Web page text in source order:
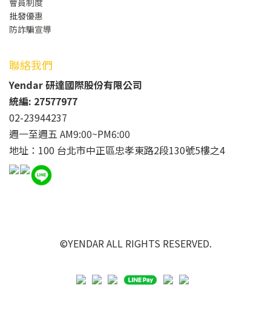
會員制度
批發優惠
防詐騙宣導
聯絡我們
Yendar 研達國際股份有限公司
統編: 27577977
02-23944237
週一至週五 AM9:00~PM6:00
地址：100 台北市中正區忠孝東路2段130號5樓之4
©YENDAR ALL RIGHTS RESERVED.